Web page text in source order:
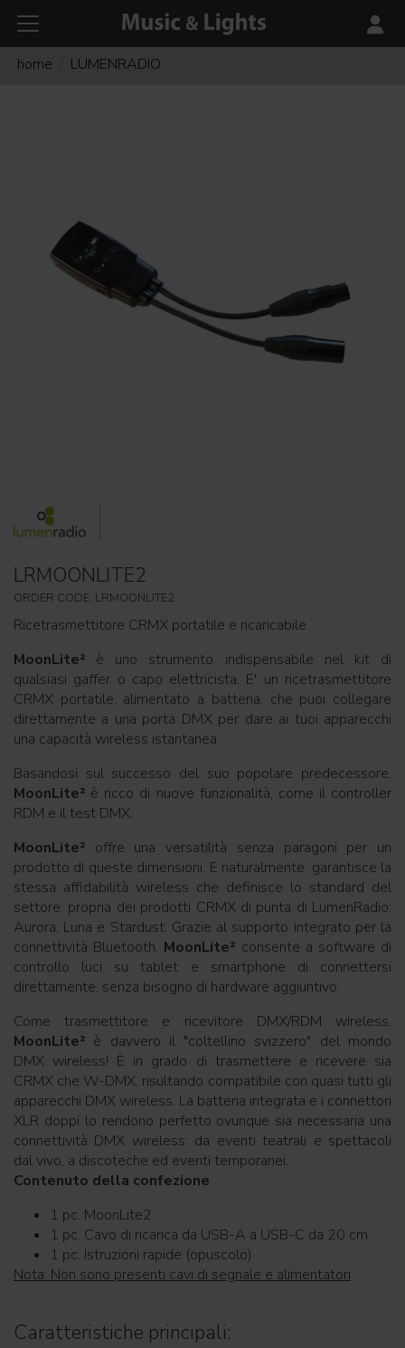
home LUMENRADIO
LRMOONLITE2
ORDER CODE: LRMOONLITE2
Ricetrasmettitore CRMX portatile e ricaricabile
MoonLite² è uno strumento indispensabile nel kit di
qualsiasi gaffer o capo elettricista. E' un ricetrasmettitore
CRMX portatile, alimentato a batteria, che puoi collegare
direttamente a una porta DMX per dare ai tuoi apparecchi
una capacità wireless istantanea.
Basandosi sul successo del suo popolare predecessore,
MoonLite² è ricco di nuove funzionalità, come il controller
RDM e il test DMX.
MoonLite² offre una versatilità senza paragoni per un
prodotto di queste dimensioni. E naturalmente, garantisce la
stessa affidabilità wireless che definisce lo standard del
settore, propria dei prodotti CRMX di punta di LumenRadio:
Aurora, Luna e Stardust. Grazie al supporto integrato per la
connettività Bluetooth, MoonLite² consente a software di
controllo luci su tablet e smartphone di connettersi
direttamente, senza bisogno di hardware aggiuntivo.
Come trasmettitore e ricevitore DMX/RDM wireless,
MoonLite² è davvero il "coltellino svizzero" del mondo
DMX wireless! È in grado di trasmettere e ricevere sia
CRMX che W-DMX, risultando compatibile con quasi tutti gli
apparecchi DMX wireless. La batteria integrata e i connettori
XLR doppi lo rendono perfetto ovunque sia necessaria una
connettività DMX wireless: da eventi teatrali e spettacoli
dal vivo, a discoteche ed eventi temporanei.
Contenuto della confezione
1 pc. MoonLite2
1 pc. Cavo di ricarica da USB-A a USB-C da 20 cm
1 pc. Istruzioni rapide (opuscolo)
Nota: Non sono presenti cavi di segnale e alimentatori
Caratteristiche principali: